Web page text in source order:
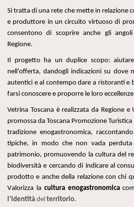
Si tratta di una rete che mette in relazione
e produttore in un circuito virtuoso di
consentono di scoprire anche gli
Regione.
Il progetto ha un duplice scopo:
nell’offerta, dandogli indicazioni su dove
autentici e al contempo dare a ristoranti e
farsi conoscere e proporre le loro
Vetrina Toscana è realizzata da Regione e
promossa daToscana Promozione
tradizione enogastronomica,
tipiche, in modo che non vada perduta
patrimonio, promuovendo la cultura del
biodiversità e cercando di indicare al
prodotto e anche della relazione con chi
Valorizza la cultura enogastronomica
l’identità del territorio.